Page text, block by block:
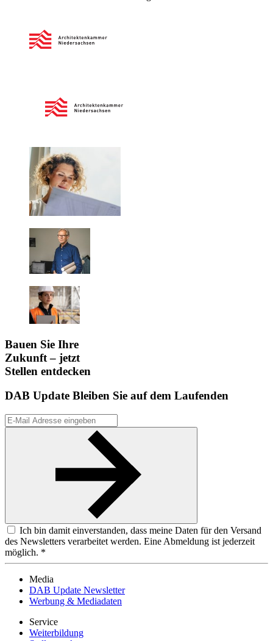
Bauen Sie Ihre
Zukunft – jetzt
Stellen entdecken
DAB Update Bleiben Sie auf dem Laufenden
Ich bin damit einverstanden, dass meine Daten für den Versand
des Newsletters verarbeitet werden. Eine Abmeldung ist jederzeit
möglich. *
Media
DAB Update Newsletter
Werbung & Mediadaten
Service
Weiterbildung